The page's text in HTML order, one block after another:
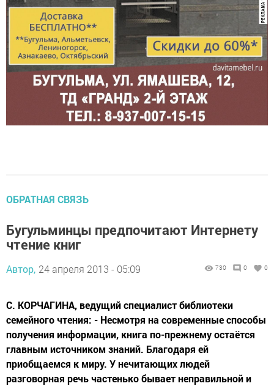
ОБРАТНАЯ СВЯЗЬ
Бугульминцы предпочитают Интернету
чтение книг
Автор, 24 апреля 2013 - 05:09 730 0 0
С. КОРЧАГИНА, ведущий специалист библиотеки
семейного чтения: - Несмотря на современные способы
получения информации, книга по-прежнему остаётся
главным источником знаний. Благодаря ей
приобщаемся к миру. У нечитающих людей
разговорная речь частенько бывает неправильной и